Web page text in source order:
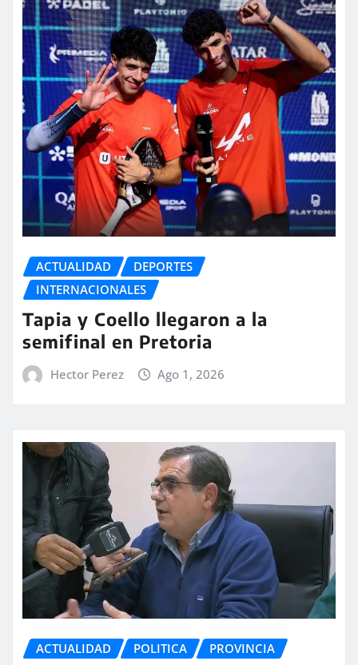
ACTUALIDAD
DEPORTES
INTERNACIONALES
Tapia y Coello llegaron a la
semifinal en Pretoria
Hector Perez Ago 1, 2026
ACTUALIDAD POLITICA PROVINCIA